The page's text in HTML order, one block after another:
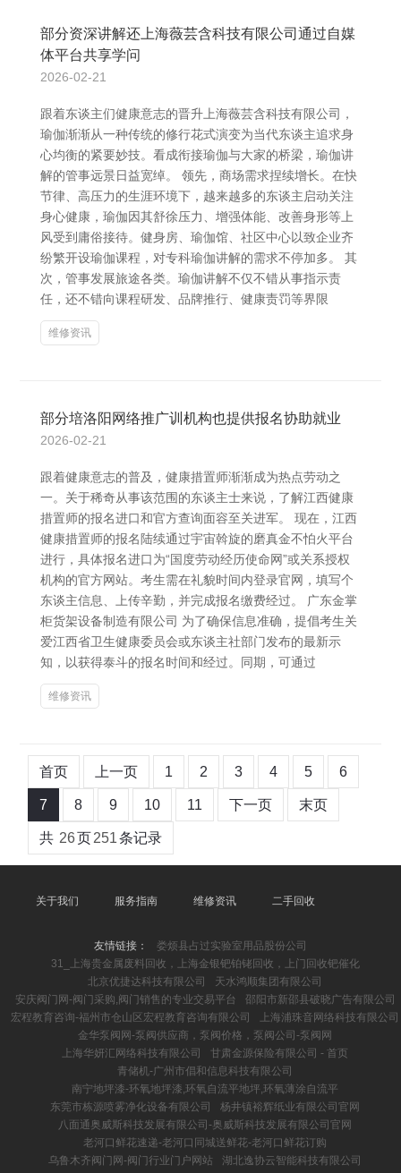
部分资深讲解还上海薇芸含科技有限公司通过自媒
体平台共享学问
2026-02-21
跟着东谈主们健康意志的晋升上海薇芸含科技有限公司，
瑜伽渐渐从一种传统的修行花式演变为当代东谈主追求身
心均衡的紧要妙技。看成衔接瑜伽与大家的桥梁，瑜伽讲
解的管事远景日益宽绰。 领先，商场需求捏续增长。在快
节律、高压力的生涯环境下，越来越多的东谈主启动关注
身心健康，瑜伽因其舒徐压力、增强体能、改善身形等上
风受到庸俗接待。健身房、瑜伽馆、社区中心以致企业齐
纷繁开设瑜伽课程，对专科瑜伽讲解的需求不停加多。 其
次，管事发展旅途各类。瑜伽讲解不仅不错从事指示责
任，还不错向课程研发、品牌推行、健康责罚等界限
维修资讯
部分培洛阳网络推广训机构也提供报名协助就业
2026-02-21
跟着健康意志的普及，健康措置师渐渐成为热点劳动之
一。关于稀奇从事该范围的东谈主士来说，了解江西健康
措置师的报名进口和官方查询面容至关进军。 现在，江西
健康措置师的报名陆续通过宇宙斡旋的磨真金不怕火平台
进行，具体报名进口为“国度劳动经历使命网”或关系授权
机构的官方网站。考生需在礼貌时间内登录官网，填写个
东谈主信息、上传辛勤，并完成报名缴费经过。 广东金掌
柜货架设备制造有限公司 为了确保信息准确，提倡考生关
爱江西省卫生健康委员会或东谈主社部门发布的最新示
知，以获得泰斗的报名时间和经过。同期，可通过
维修资讯
首页 上一页 1 2 3 4 5 6
7 8 9 10 11 下一页 末页
共 26页251条记录
关于我们 服务指南 维修资讯 二手回收
友情链接：
娄烦县占过实验室用品股份公司
31_上海贵金属废料回收，上海金银钯铂铑回收，上门回收钯催化
北京优捷达科技有限公司
天水鸿顺集团有限公司
安庆阀门网-阀门采购,阀门销售的专业交易平台
邵阳市新邵县破晓广告有限公司
宏程教育咨询-福州市仓山区宏程教育咨询有限公司
上海浦珠音网络科技有限公司
金华泵阀网-泵阀供应商，泵阀价格，泵阀公司-泵阀网
上海华妍汇网络科技有限公司
甘肃金源保险有限公司 - 首页
青储机-广州市倡和信息科技有限公司
南宁地坪漆-环氧地坪漆,环氧自流平地坪,环氧薄涂自流平
东莞市栋源喷雾净化设备有限公司
杨井镇裕辉纸业有限公司官网
八面通奥威斯科技发展有限公司-奥威斯科技发展有限公司官网
老河口鲜花速递-老河口同城送鲜花-老河口鲜花订购
乌鲁木齐阀门网-阀门行业门户网站
湖北逸协云智能科技有限公司